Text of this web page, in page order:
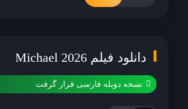
دانلود فیلم Michael 2026
نسخه دوبله فارسی قرار گرفت